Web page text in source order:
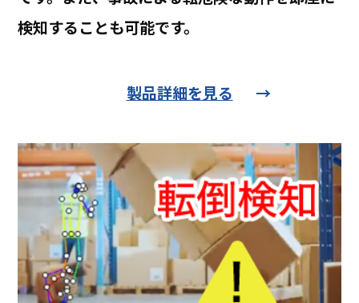
検知することも可能です。
製品詳細を見る